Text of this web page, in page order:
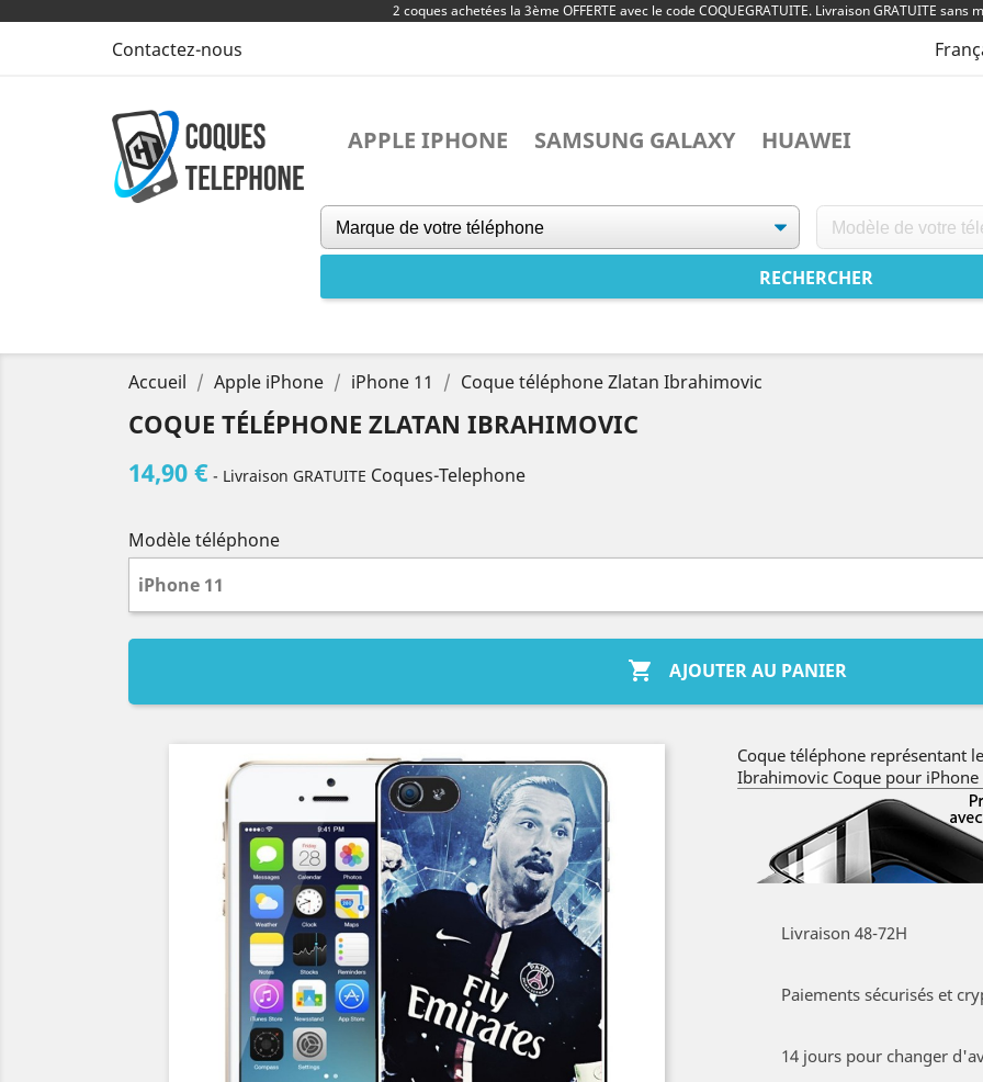
2 coques achetées la 3ème OFFERTE avec le code COQUEGRATUITE. Livraison GRATUITE sans
Contactez-nous
APPLE IPHONE SAMSUNG GALAXY HUAWEI
Accueil Apple iPhone iPhone 11 Coque téléphone Zlatan Ibrahimovic
COQUE TÉLÉPHONE ZLATAN IBRAHIMOVIC
14,90 € - Livraison GRATUITE Coques-Telephone
Modèle téléphone
 AJOUTER AU PANIER
Coque téléphone représentant
Ibrahimovic Coque pour
Livraison 48-72H
Paiements sécurisés et
14 jours pour changer